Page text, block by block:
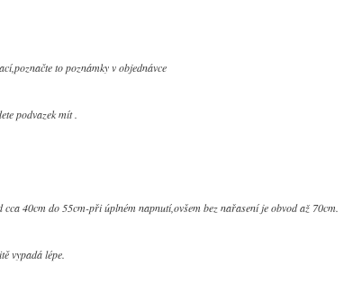
to poznámky v objednávce
podvazek mít .
40cm do 55cm-při úplném napnutí,ovšem bez nařasení je obvod až 70cm.
vypadá lépe.